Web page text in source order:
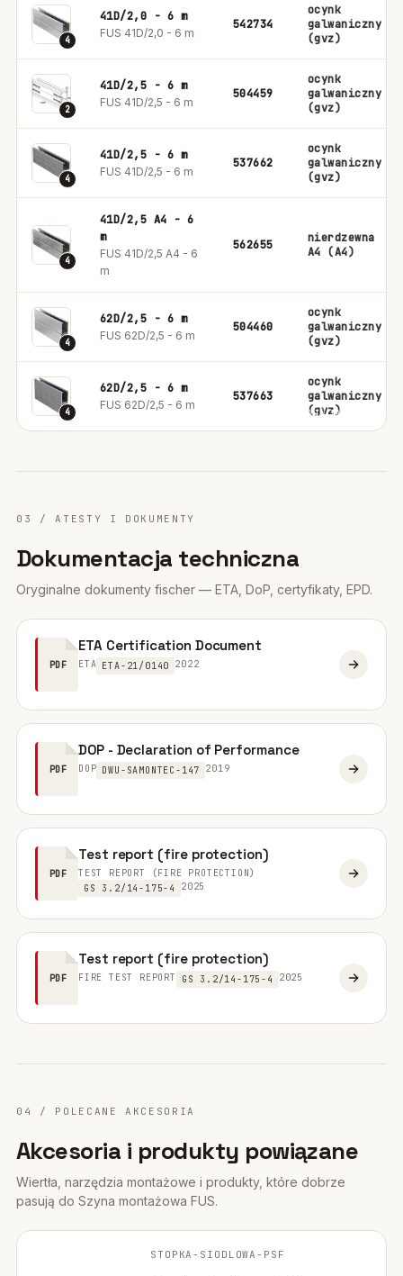
4
41D/2,0 - 6 m
FUS 41D/2,0 - 6 m
542734
ocynk
galwaniczny
(gvz)
2
41D/2,5 - 6 m
FUS 41D/2,5 - 6 m
504459
ocynk
galwaniczny
(gvz)
4
41D/2,5 - 6 m
FUS 41D/2,5 - 6 m
537662
ocynk
galwaniczny
(gvz)
4
41D/2,5 A4 - 6
m
FUS 41D/2,5 A4 - 6
m
562655
nierdzewna
A4 (A4)
4
62D/2,5 - 6 m
FUS 62D/2,5 - 6 m
504460
ocynk
galwaniczny
(gvz)
4
62D/2,5 - 6 m
FUS 62D/2,5 - 6 m
537663
ocynk
galwaniczny
(gvz)
03 / ATESTY I DOKUMENTY
Dokumentacja techniczna
Oryginalne dokumenty fischer — ETA, DoP, certyfikaty, EPD.
PDF
ETA Certification Document
ETA ETA-21/0140 2022
PDF
DOP - Declaration of Performance
DOP DWU-SAMONTEC-147 2019
PDF
Test report (fire protection)
TEST REPORT (FIRE PROTECTION)
GS 3.2/14-175-4
2025
PDF
Test report (fire protection)
FIRE TEST REPORT GS 3.2/14-175-4 2025
04 / POLECANE AKCESORIA
Akcesoria i produkty powiązane
Wiertła, narzędzia montażowe i produkty, które dobrze
pasują do Szyna montażowa FUS.
ORYGINALNE ZDJĘCIE
STOPKA-SIODLOWA-PSF